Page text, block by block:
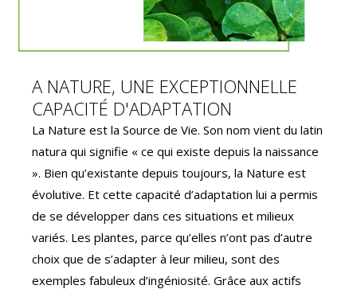
A NATURE, UNE EXCEPTIONNELLE
CAPACITÉ D'ADAPTATION
La Nature est la Source de Vie. Son nom vient du latin
natura qui signifie « ce qui existe depuis la naissance
». Bien qu’existante depuis toujours, la Nature est
évolutive. Et cette capacité d’adaptation lui a permis
de se développer dans ces situations et milieux
variés. Les plantes, parce qu’elles n’ont pas d’autre
choix que de s’adapter à leur milieu, sont des
exemples fabuleux d’ingéniosité. Grâce aux actifs